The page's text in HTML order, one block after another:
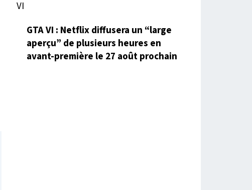
GTA VI : Netflix diffusera un “large
aperçu” de plusieurs heures en
avant-première le 27 août prochain